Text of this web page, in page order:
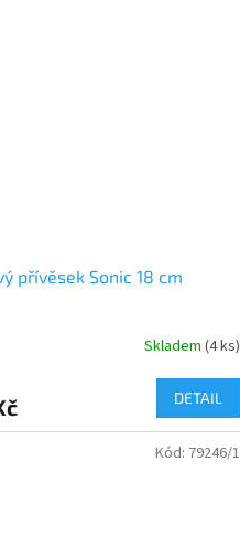
přívěsek Sonic 18 cm
Skladem (4 ks)
DETAIL
Kód: 79246/1